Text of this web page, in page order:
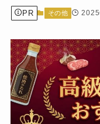
PR その他 2025